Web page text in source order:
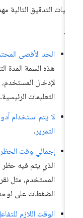
التدقيق التالية
الحد الأقصى المحتمَل
هذه السمة المدة
لإدخال المستخدم،
التعليمات الرئيسية.
لا يتم استخدام
التمرير.
إجمالي وقت الحظر:
الذي يتم فيه حظر
المستخدم، مثل
الضغطات على لوحة
الوقت اللازم للتفاعل: